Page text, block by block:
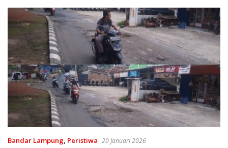
Bandar Lampung, Peristiwa 20 Januari 2026